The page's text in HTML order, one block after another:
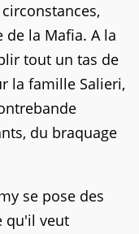
la Mafia. A la
tout un tas de
la famille Salieri,
du braquage
se pose des
qu'il veut